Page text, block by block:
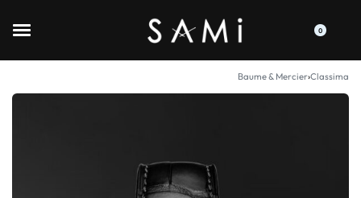
0
Baume & Mercier›Classima